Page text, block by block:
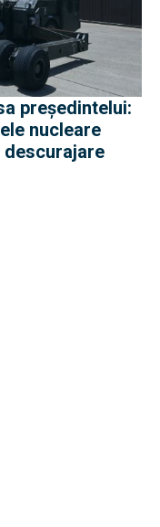
preşedintelui:
nucleare